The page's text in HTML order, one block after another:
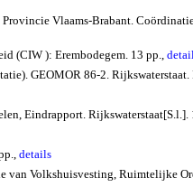
Vlaams-Brabant.
(CIW ): Erembodegem. 13 pp.,
GEOMOR 86-2.
Eindrapport. Rijkswaterstaat[S.l.].
details
van Volkshuisvesting, Ruimtelijke